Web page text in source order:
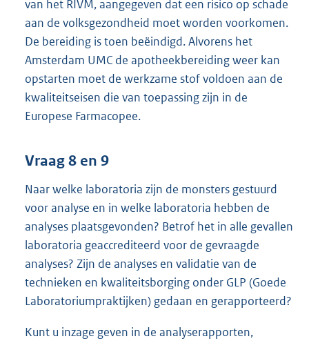
van het RIVM, aangegeven dat een risico op schade
aan de volksgezondheid moet worden voorkomen.
De bereiding is toen beëindigd. Alvorens het
Amsterdam UMC de apotheekbereiding weer kan
opstarten moet de werkzame stof voldoen aan de
kwaliteitseisen die van toepassing zijn in de
Europese Farmacopee.
Vraag 8 en 9
Naar welke laboratoria zijn de monsters gestuurd
voor analyse en in welke laboratoria hebben de
analyses plaatsgevonden? Betrof het in alle gevallen
laboratoria geaccrediteerd voor de gevraagde
analyses? Zijn de analyses en validatie van de
technieken en kwaliteitsborging onder GLP (Goede
Laboratoriumpraktijken) gedaan en gerapporteerd?
Kunt u inzage geven in de analyserapporten,